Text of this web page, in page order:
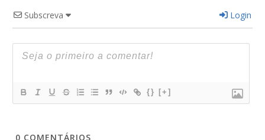
Subscreva Login
{} [+]
0 COMENTÁRIOS